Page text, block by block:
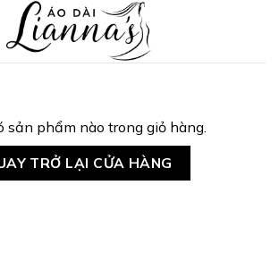
sản phẩm nào trong giỏ hàng.
TRỞ LẠI CỬA HÀNG